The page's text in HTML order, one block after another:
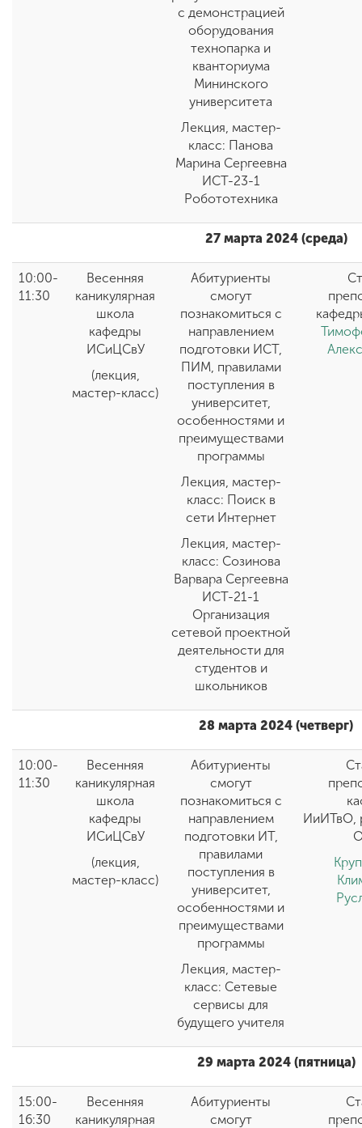
с демонстрацией
оборудования
технопарка и
кванториума
Мининского
университета
Лекция, мастер-
класс: Панова
Марина Сергеевна
ИСТ-23-1
Робототехника
27 марта 2024 (среда)
10:00-
11:30
Весенняя
каникулярная
школа
кафедры
ИСиЦСвУ
(лекция,
мастер-класс)
Абитуриенты
смогут
познакомиться с
направлением
подготовки ИСТ,
ПИМ, правилами
поступления в
университет,
особенностями и
преимуществами
программы
Лекция, мастер-
класс: Поиск в
сети Интернет
Лекция, мастер-
класс: Созинова
Варвара Сергеевна
ИСТ-21-1
Организация
сетевой проектной
деятельности для
студентов и
школьников
28 марта 2024 (четверг)
10:00-
11:30
Весенняя
каникулярная
школа
кафедры
ИСиЦСвУ
(лекция,
мастер-класс)
Абитуриенты
смогут
познакомиться с
направлением
подготовки ИТ,
правилами
поступления в
университет,
особенностями и
преимуществами
программы
Лекция, мастер-
класс: Сетевые
сервисы для
будущего учителя
ИиИТвО,
29 марта 2024 (пятница)
15:00-
16:30
Весенняя
каникулярная
Абитуриенты
смогут